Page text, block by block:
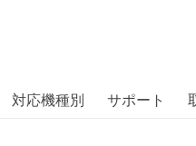
ブランド」をはじめ「
対応機種別 サポート